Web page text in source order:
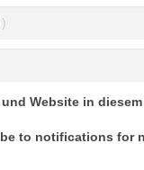
und Website in
to notifications for